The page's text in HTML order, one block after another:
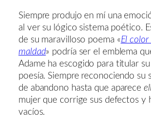
Siempre produjo en mí una
al ver su lógico sistema poético.
de su maravilloso poema «El color
maldad» podría ser el emblema
Adame ha escogido para titular su
poesía. Siempre reconociendo su
de abandono hasta que aparece
mujer que corrige sus defectos y
vacíos.